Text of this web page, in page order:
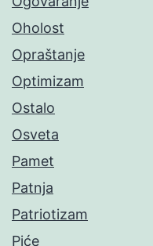
Oholost
Opraštanje
Optimizam
Ostalo
Osveta
Pamet
Patnja
Patriotizam
Piće